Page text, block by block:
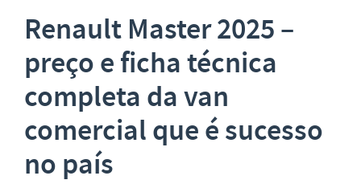
Renault Master 2025 –
preço e ficha técnica
completa da van
comercial que é sucesso
no país